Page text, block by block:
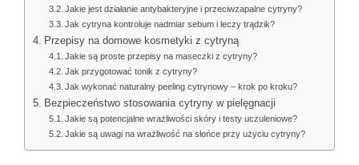
Jakie jest działanie antybakteryjne i przeciwzapalne cytryny?
Jak cytryna kontroluje nadmiar sebum i leczy trądzik?
Przepisy na domowe kosmetyki z cytryną
Jakie są proste przepisy na maseczki z cytryny?
Jak przygotować tonik z cytryny?
Jak wykonać naturalny peeling cytrynowy – krok po kroku?
Bezpieczeństwo stosowania cytryny w pielęgnacji
Jakie są potencjalne wrażliwości skóry i testy uczuleniowe?
Jakie są uwagi na wrażliwość na słońce przy użyciu cytryny?